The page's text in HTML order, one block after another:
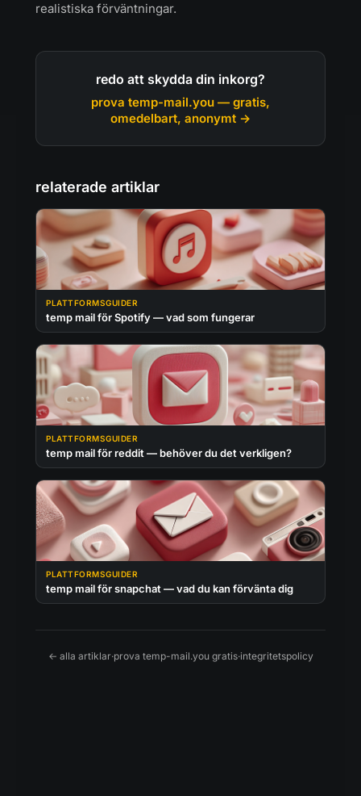
realistiska förväntningar.
redo att skydda din inkorg?
prova temp-mail.you — gratis,
omedelbart, anonymt →
relaterade artiklar
PLATTFORMSGUIDER
temp mail för Spotify — vad som fungerar
PLATTFORMSGUIDER
temp mail för reddit — behöver du det verkligen?
PLATTFORMSGUIDER
temp mail för snapchat — vad du kan förvänta dig
← alla artiklar·prova temp-mail.you gratis·integritetspolicy